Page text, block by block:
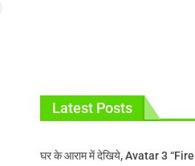
Latest Posts
घर के आराम में देखिये, Avatar 3